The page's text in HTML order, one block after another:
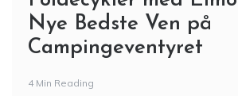
Nye Bedste Ven på
Campingeventyret
4 Min Reading